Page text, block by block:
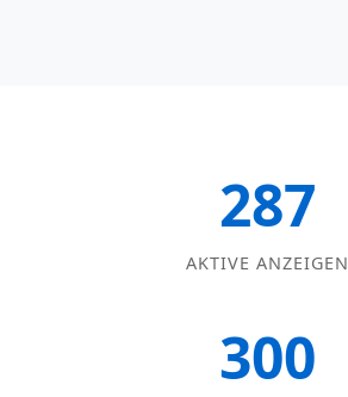
287
AKTIVE ANZEIGEN
300